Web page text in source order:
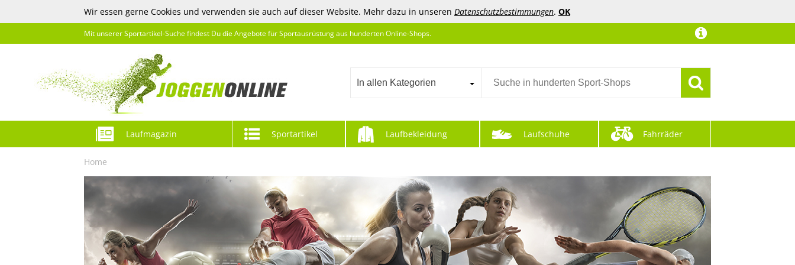
Wir essen gerne Cookies und verwenden sie auch auf dieser Website. Mehr dazu in unseren Datenschutzbestimmungen. OK
Mit unserer Sportartikel-Suche findest Du die Angebote für Sportausrüstung aus hunderten Online-Shops.
In allen Kategorien
Laufmagazin Sportartikel Laufbekleidung Laufschuhe Fahrräder
Home